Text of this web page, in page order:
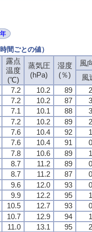
ごとの値）
露点
温度
(℃)
蒸気圧
(hPa)
湿度
(％)
風
風
7.2 10.2 89
7.2 10.2 87
7.1 10.1 88
7.2 10.2 89
7.6 10.4 92
7.6 10.4 91
7.8 10.6 89
8.7 11.2 89
8.7 11.2 87
9.6 12.0 93
9.9 12.2 95
10.5 12.7 93
10.7 12.9 94
11.0 13.1 95
露点
温度
(℃)
蒸気圧
(hPa)
湿度
(％)
風
風
7.2 10.2 89
7.2 10.2 87
7.1 10.1 88
7.2 10.2 89
7.6 10.4 92
7.6 10.4 91
7.8 10.6 89
8.7 11.2 89
8.7 11.2 87
9.6 12.0 93
9.9 12.2 95
10.5 12.7 93
10.7 12.9 94
11.0 13.1 95
露点
温度
(℃)
蒸気圧
(hPa)
湿度
(％)
風
風
7.2 10.2 89
7.2 10.2 87
7.1 10.1 88
7.2 10.2 89
7.6 10.4 92
7.6 10.4 91
7.8 10.6 89
8.7 11.2 89
8.7 11.2 87
9.6 12.0 93
9.9 12.2 95
10.5 12.7 93
10.7 12.9 94
11.0 13.1 95
露点
温度
(℃)
蒸気圧
(hPa)
湿度
(％)
風
風
7.2 10.2 89
7.2 10.2 87
7.1 10.1 88
7.2 10.2 89
7.6 10.4 92
7.6 10.4 91
7.8 10.6 89
8.7 11.2 89
8.7 11.2 87
9.6 12.0 93
9.9 12.2 95
10.5 12.7 93
10.7 12.9 94
11.0 13.1 95